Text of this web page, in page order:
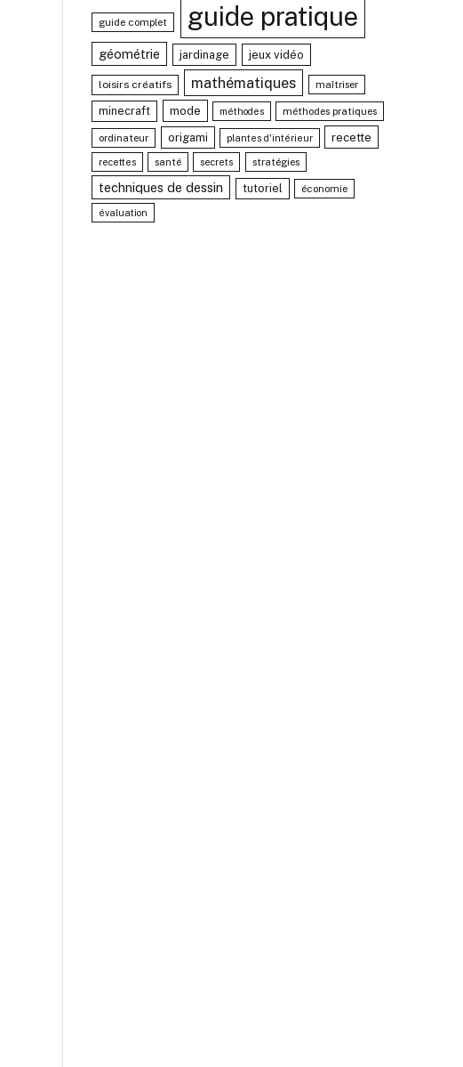
guide complet guide pratique
géométrie jardinage jeux vidéo
loisirs créatifs mathématiques maîtriser
minecraft mode méthodes méthodes pratiques
ordinateur origami plantes d'intérieur recette
recettes santé secrets stratégies
techniques de dessin tutoriel économie
évaluation